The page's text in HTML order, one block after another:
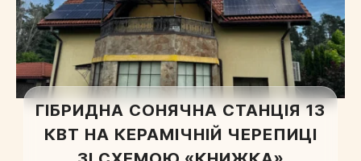
ГІБРИДНА СОНЯЧНА СТАНЦІЯ 13
КВТ НА КЕРАМІЧНІЙ ЧЕРЕПИЦІ